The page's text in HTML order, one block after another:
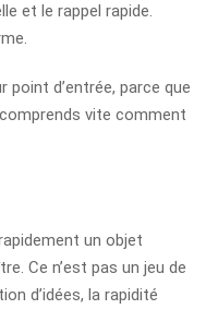
et le rappel rapide.
point d’entrée, parce que
vite comment
un objet
Ce n’est pas un jeu de
d’idées, la rapidité